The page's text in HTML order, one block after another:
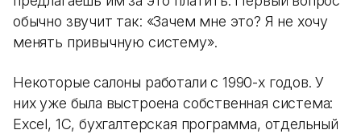
обычно звучит так: «Зачем мне это? Я не хочу
менять привычную систему».
Некоторые салоны работали с 1990-х годов. У
них уже была выстроена собственная система:
Excel, 1С, бухгалтерская программа, отдельный